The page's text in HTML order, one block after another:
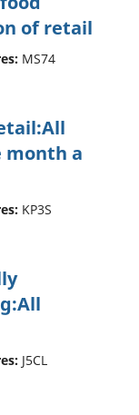
of retail
MS74
month a
KP3S
J5CL